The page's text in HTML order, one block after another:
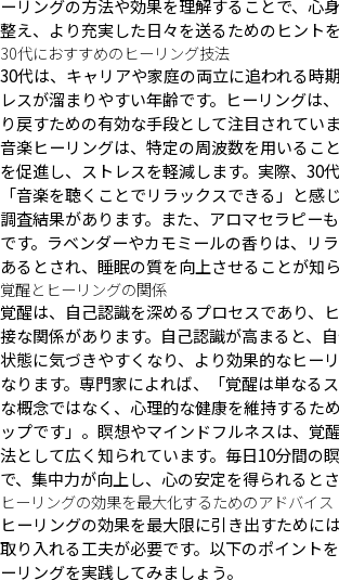
ーリングの方法や効果を理解することで、心
整え、より充実した日々を送るためのヒントを
30代におすすめのヒーリング技法
30代は、キャリアや家庭の両立に追われる時
レスが溜まりやすい年齢です。ヒーリングは
り戻すための有効な手段として注目されていま
音楽ヒーリングは、特定の周波数を用いるこ
を促進し、ストレスを軽減します。実際、30
「音楽を聴くことでリラックスできる」と感
調査結果があります。また、アロマセラピー
です。ラベンダーやカモミールの香りは、リ
あるとされ、睡眠の質を向上させることが知ら
覚醒とヒーリングの関係
覚醒は、自己認識を深めるプロセスであり、
接な関係があります。自己認識が高まると、
状態に気づきやすくなり、より効果的なヒー
なります。専門家によれば、「覚醒は単なる
な概念ではなく、心理的な健康を維持するた
ップです」。瞑想やマインドフルネスは、覚
法として広く知られています。毎日10分間の
で、集中力が向上し、心の安定を得られるとさ
ヒーリングの効果を最大化するためのアドバイス
ヒーリングの効果を最大限に引き出すために
取り入れる工夫が必要です。以下のポイント
ーリングを実践してみましょう。